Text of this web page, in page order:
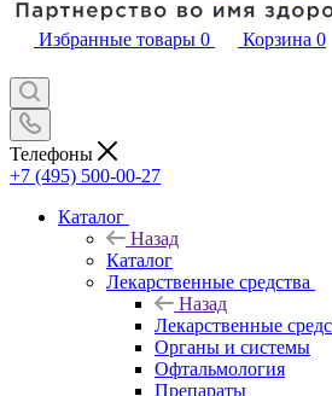
Избранные товары 0 Корзина 0
Телефоны
+7 (495) 500-00-27
Каталог
Назад
Каталог
Лекарственные средства
Назад
Лекарственные
Органы и системы
Офтальмология
Препараты